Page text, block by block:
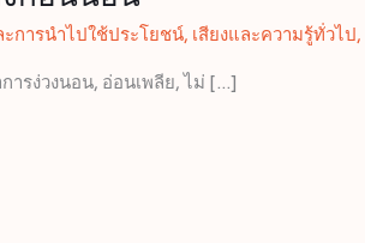
ะการนำไปใช้ประโยชน์, เสียงและความรู้ทั่วไป,
ารง่วงนอน, อ่อนเพลีย, ไม่ […]